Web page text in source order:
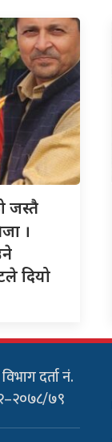
जस्तै
।
दियो
दर्ता नं.
७९